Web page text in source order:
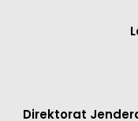
Direktorat